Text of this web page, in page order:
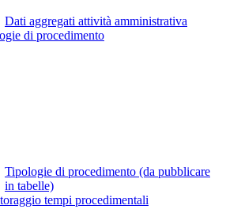
Dati aggregati attività amministrativa
di procedimento
Tipologie di procedimento (da pubblicare
in tabelle)
tempi procedimentali